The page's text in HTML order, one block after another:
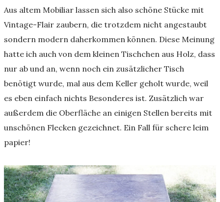
Aus altem Mobiliar lassen sich also schöne Stücke mit
Vintage-Flair zaubern, die trotzdem nicht angestaubt
sondern modern daherkommen können. Diese Meinung
hatte ich auch von dem kleinen Tischchen aus Holz, dass
nur ab und an, wenn noch ein zusätzlicher Tisch
benötigt wurde, mal aus dem Keller geholt wurde, weil
es eben einfach nichts Besonderes ist. Zusätzlich war
außerdem die Oberfläche an einigen Stellen bereits mit
unschönen Flecken gezeichnet. Ein Fall für schere leim
papier!